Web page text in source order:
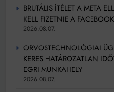
BRUTÁLIS ÍTÉLET A META
KELL FIZETNIE A
2026.08.07.
ORVOSTECHNOLÓGIAI
KERES HATÁROZATLAN
EGRI MUNKAHELY
2026.08.07.